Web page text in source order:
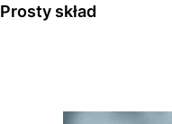
Prosty skład